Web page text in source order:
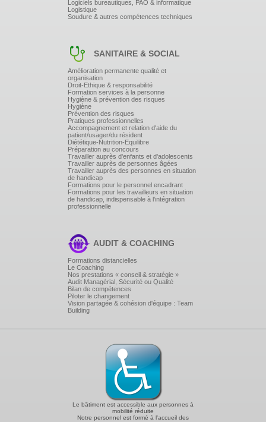
Logiciels bureautiques, PAO & informatique
Logistique
Soudure & autres compétences techniques
SANITAIRE & SOCIAL
Amélioration permanente qualité et
organisation
Droit-Ethique & responsabilité
Formation services à la personne
Hygiène & prévention des risques
Hygiène
Prévention des risques
Pratiques professionnelles
Accompagnement et relation d'aide du
patient/usager/du résident
Diététique-Nutrition-Equilibre
Préparation au concours
Travailler auprès d'enfants et d'adolescents
Travailler auprès de personnes âgées
Travailler auprès des personnes en situation
de handicap
Formations pour le personnel encadrant
Formations pour les travailleurs en situation
de handicap, indispensable à l'intégration
professionnelle
AUDIT & COACHING
Formations distancielles
Le Coaching
Nos prestations « conseil & stratégie »
Audit Managérial, Sécurité ou Qualité
Bilan de compétences
Piloter le changement
Vision partagée & cohésion d'équipe : Team
Building
Le bâtiment est accessible aux personnes à
mobilité réduite
Notre personnel est formé à l'accueil des